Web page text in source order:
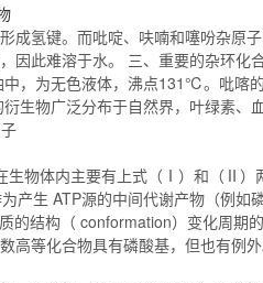
成氢键。而吡啶、呋喃和噻吩杂原
因此难溶于水。 三、重要的杂环化
，为无色液体，沸点131℃。吡喀
生物广泛分布于自然界，叶绿素、
生物体内主要有上式（Ⅰ）和（Ⅱ）
产生 ATP源的中间代谢产物（例如
的结构（ conformation）变化周期
高等化合物具有磷酸基，但也有例